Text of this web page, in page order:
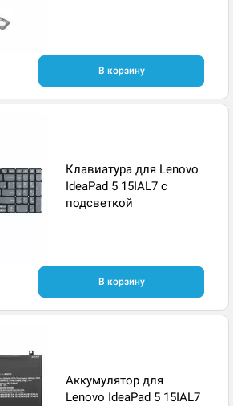
В корзину
Клавиатура для Lenovo
IdeaPad 5 15IAL7 с
подсветкой
В корзину
Аккумулятор для
Lenovo IdeaPad 5 15IAL7